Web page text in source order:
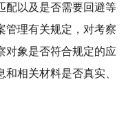
配以及是否需要回避等
管理有关规定，对考察
对象是否符合规定的应
相关材料是否真实、